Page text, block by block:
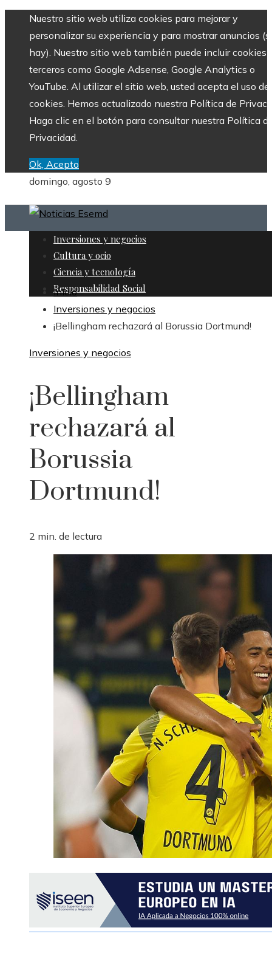
Nuestro sitio web utiliza cookies para mejorar y
personalizar su experiencia y para mostrar anuncios
hay). Nuestro sitio web también puede incluir cookies
terceros como Google Adsense, Google Analytics o
YouTube. Al utilizar el sitio web, usted acepta el uso de
cookies. Hemos actualizado nuestra Política de
Haga clic en el botón para consultar nuestra Política
Privacidad.
Ok, Acepto
domingo, agosto 9
Inversiones y negocios
Cultura y ocio
Ciencia y tecnología
Responsabilidad Social
Inicio
Inversiones y negocios
¡Bellingham rechazará al Borussia Dortmund!
Inversiones y negocios
¡Bellingham
rechazará al
Borussia
Dortmund!
2 min. de lectura